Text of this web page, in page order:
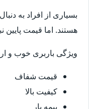
بسیاری از افراد به دنبال
هستند. اما قیمت
ویژگی باربری خوب و
قیمت شفاف
کیفیت بالا
بیمه بار